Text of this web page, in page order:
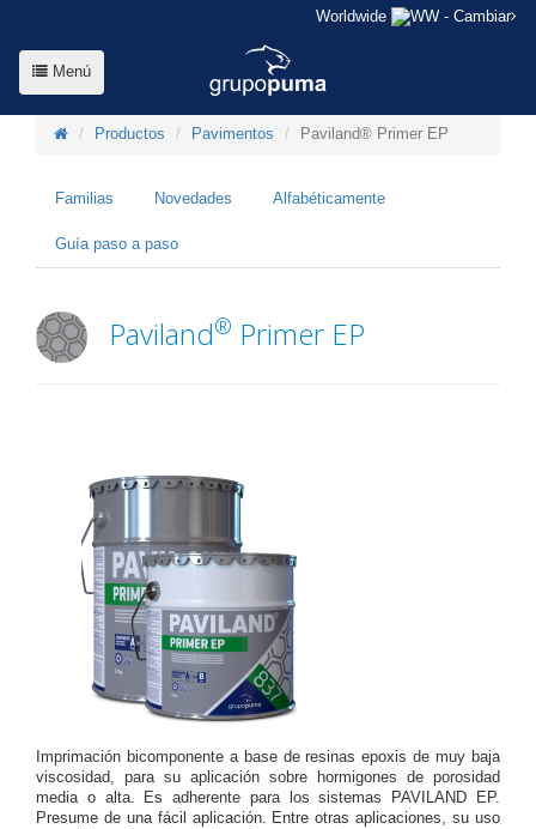
Worldwide - Cambiar
Menú
Productos Pavimentos Paviland® Primer EP
Familias Novedades Alfabéticamente
Guía paso a paso
Paviland® Primer EP
Imprimación bicomponente a base de resinas epoxis de muy baja
viscosidad, para su aplicación sobre hormigones de porosidad
media o alta. Es adherente para los sistemas PAVILAND EP.
Presume de una fácil aplicación. Entre otras aplicaciones, su uso